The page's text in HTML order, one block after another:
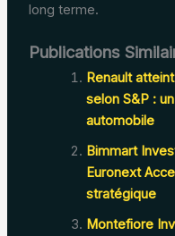
long terme.
Publications
Renault
selon S&P :
automobile
Bimmart
Euronext
stratégique
Montefiore